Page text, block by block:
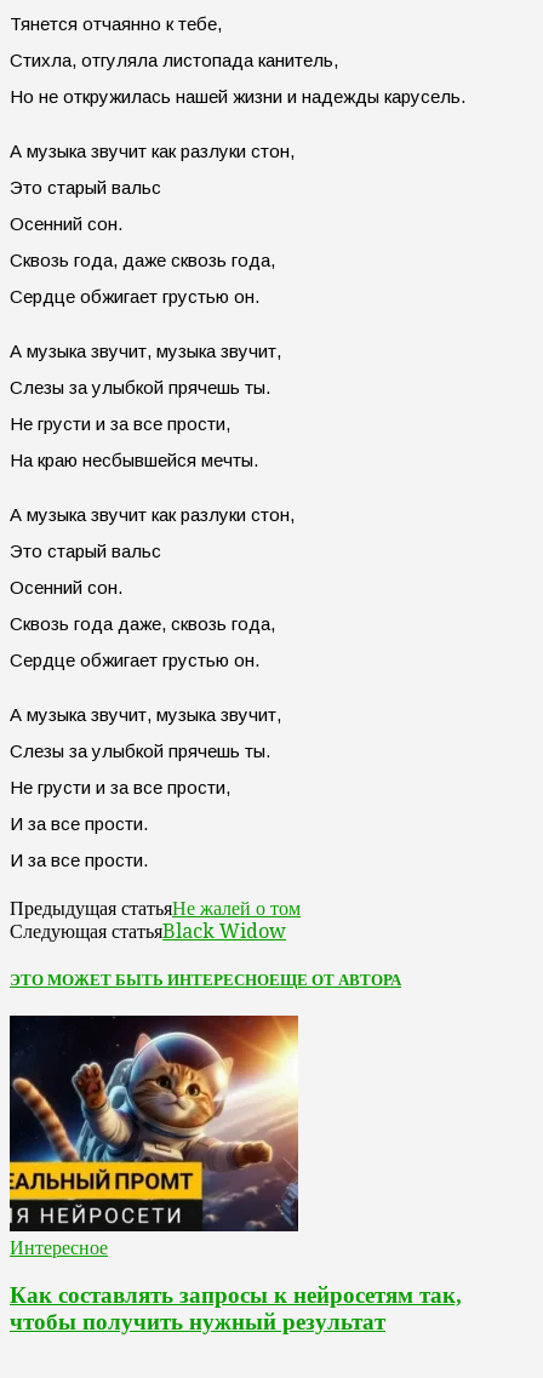
Тянется отчаянно к тебе,
Стихла, отгуляла листопада канитель,
Но не откружилась нашей жизни и надежды карусель.
А музыка звучит как разлуки стон,
Это старый вальс
Осенний сон.
Сквозь года, даже сквозь года,
Сердце обжигает грустью он.
А музыка звучит, музыка звучит,
Слезы за улыбкой прячешь ты.
Не грусти и за все прости,
На краю несбывшейся мечты.
А музыка звучит как разлуки стон,
Это старый вальс
Осенний сон.
Сквозь года даже, сквозь года,
Сердце обжигает грустью он.
А музыка звучит, музыка звучит,
Слезы за улыбкой прячешь ты.
Не грусти и за все прости,
И за все прости.
И за все прости.
Предыдущая статьяНе жалей о том
Следующая статьяBlack Widow
ЭТО МОЖЕТ БЫТЬ ИНТЕРЕСНОЕЩЕ ОТ АВТОРА
Интересное
Как составлять запросы к нейросетям так,
чтобы получить нужный результат